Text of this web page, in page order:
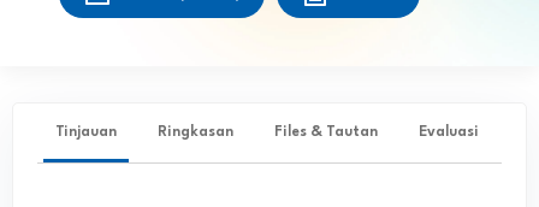
Tinjauan Ringkasan Files & Tautan Evaluasi